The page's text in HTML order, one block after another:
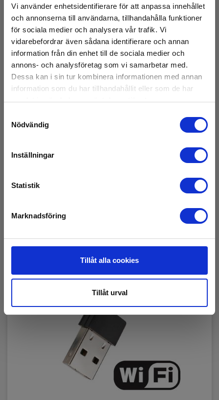
Vi använder enhetsidentifierare för att anpassa innehållet
och annonserna till användarna, tillhandahålla funktioner
för sociala medier och analysera vår trafik. Vi
vidarebefordrar även sådana identifierare och annan
information från din enhet till de sociala medier och
annons- och analysföretag som vi samarbetar med.
Dessa kan i sin tur kombinera informationen med annan
information som du har tillhandahållit eller som de har
samlat in när du har använt deras tjänster.
Nödvändig
Inställningar
Statistik
Marknadsföring
Tillåt alla cookies
Tillåt urval
Programvara:
Windows (inkl.)
Batteri
Batteri:
1 Li-ion (inkl.)
Manualer
MSDS Datablad
DASxx_MSDS.pdf
UN38.3